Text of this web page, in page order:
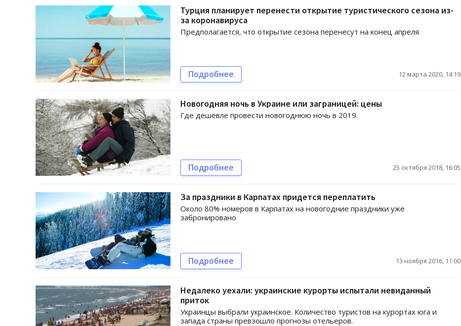
Турция планирует перенести открытие туристического сезона из-
за коронавируса
Предполагается, что открытие сезона перенесут на конец апреля
Подробнее 12 марта 2020, 14:19
Новогодняя ночь в Украине или заграницей: цены
Где дешевле провести новогоднюю ночь в 2019.
Подробнее 25 октября 2018, 16:05
За праздники в Карпатах придется переплатить
Около 80% номеров в Карпатах на новогодние праздники уже
забронировано
Подробнее 13 ноября 2016, 11:00
Недалеко уехали: украинские курорты испытали невиданный
приток
Украинцы выбрали украинское. Количество туристов на курортах юга и
запада страны превзошло прогнозы отельеров.